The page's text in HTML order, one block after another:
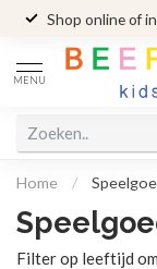
Shop online of
MENU
Home /
Filter op leeftijd